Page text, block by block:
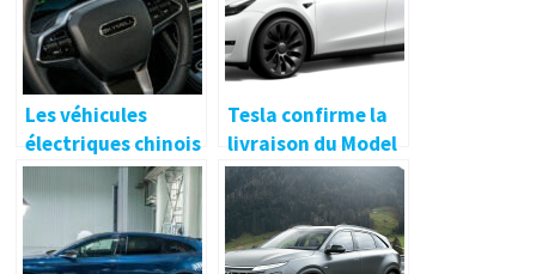
branches en 2021 ?
Les véhicules
électriques chinois
en vente au
Québec, c’est en
2022 que ça
commence !
Tesla confirme la
livraison du Model
Y de Grünheide en
mars